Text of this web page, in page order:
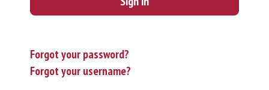
Forgot your password?
Forgot your username?